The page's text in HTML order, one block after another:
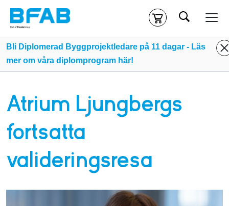
Kassa
Klicka härför att komma till alla tillgängliga onlinekurser.
Sök
Bli Diplomerad Byggprojektledare på 11 dagar - Läs
mer om våra diplomprogram här!
Atrium Ljungbergs
fortsatta
valideringsresa